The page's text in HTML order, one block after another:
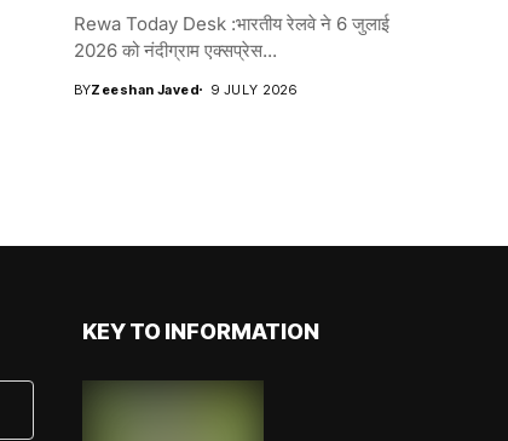
Rewa Today Desk :भारतीय रेलवे ने 6 जुलाई
2026 को नंदीग्राम एक्सप्रेस...
BYZeeshan Javed 9 JULY 2026
KEY TO INFORMATION